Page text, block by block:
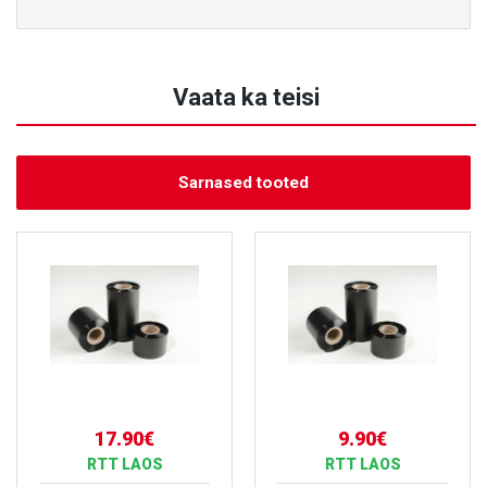
Vaata ka teisi
Sarnased tooted
17.90€
RTT LAOS
9.90€
RTT LAOS